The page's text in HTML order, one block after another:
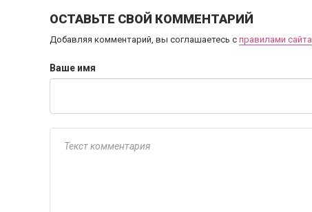
ОСТАВЬТЕ СВОЙ КОММЕНТАРИЙ
Добавляя комментарий, вы соглашаетесь с правилами сайта
Ваше имя